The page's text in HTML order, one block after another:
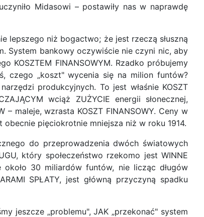
Midasowi – postawiły nas w naprawdę
lepszego niż bogactwo; że jest rzeczą słuszną
System bankowy oczywiście nie czyni nic, aby
KOSZTEM FINANSOWYM. Rzadko próbujemy
czego „koszt" wycenia się na milion funtów?
produkcyjnych. To jest właśnie KOSZT
wciąż ZUŻYCIE energii słonecznej,
maleje, wzrasta KOSZT FINANSOWY. Ceny w
pięciokrotnie mniejsza niż w roku 1914.
do przeprowadzenia dwóch światowych
który społeczeństwo rzekomo jest WINNE
30 miliardów funtów, nie licząc długów
SPŁATY, jest główną przyczyną spadku
jeszcze „problemu", JAK „przekonać" system